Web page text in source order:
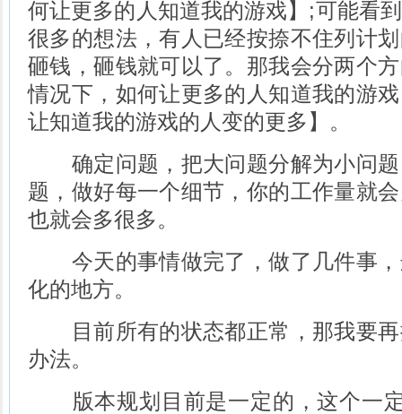
何让更多的人知道我的游戏】;可能看
很多的想法，有人已经按捺不住列计
砸钱，砸钱就可以了。那我会分两个
情况下，如何让更多的人知道我的游
让知道我的游戏的人变的更多】。
确定问题，把大问题分解为小问题
题，做好每一个细节，你的工作量就
也就会多很多。
今天的事情做完了，做了几件事，
化的地方。
目前所有的状态都正常，那我要再
办法。
版本规划目前是一定的，这个一